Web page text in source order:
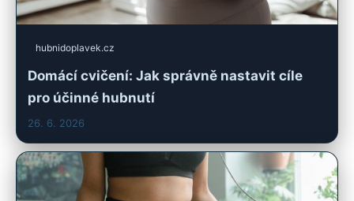
hubnidoplavek.cz
Domácí cvičení: Jak správně nastavit cíle
pro účinné hubnutí
26. 6. 2026